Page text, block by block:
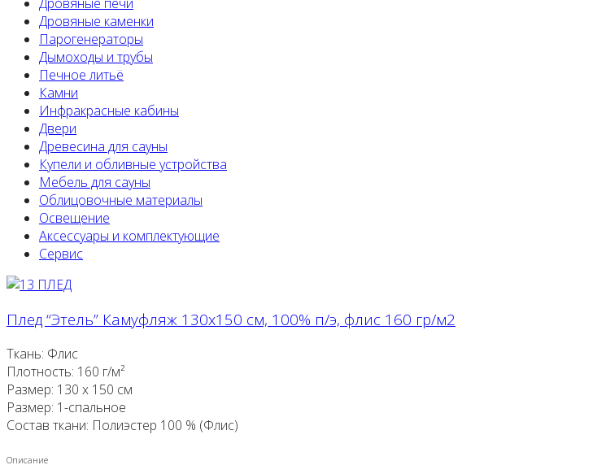
Дровяные каменки
Парогенераторы
Дымоходы и трубы
Печное литьё
Камни
Инфракрасные кабины
Двери
Древесина для сауны
Купели и обливные устройства
Мебель для сауны
Облицовочные материалы
Освещение
Аксессуары и комплектующие
Сервис
Плед “Этель” Камуфляж 130х150 см, 100% п/э, флис 160 гр/м2
Ткань: Флис
Плотность: 160 г/м²
Размер: 130 х 150 см
Размер: 1-спальное
Состав ткани: Полиэстер 100 % (Флис)
Описание